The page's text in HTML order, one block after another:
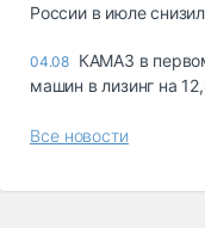
России в июле
04.08 КАМАЗ в
машин в лизинг на
Все новости